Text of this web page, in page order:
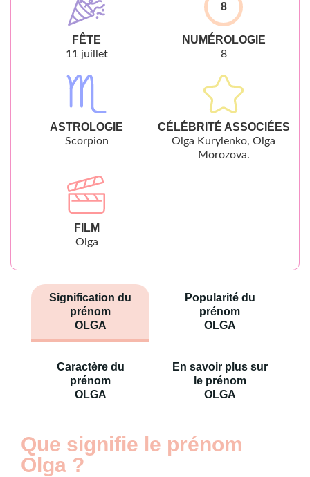
FÊTE
11 juillet
8
NUMÉROLOGIE
8
ASTROLOGIE
Scorpion
CÉLÉBRITÉ ASSOCIÉES
Olga Kurylenko, Olga
Morozova.
FILM
Olga
Signification du
prénom
OLGA
Popularité du
prénom
OLGA
Caractère du
prénom
OLGA
En savoir plus sur
le prénom
OLGA
Que signifie le prénom
Olga ?